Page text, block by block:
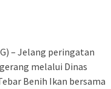
– Jelang peringatan
melalui Dinas
Benih Ikan bersama